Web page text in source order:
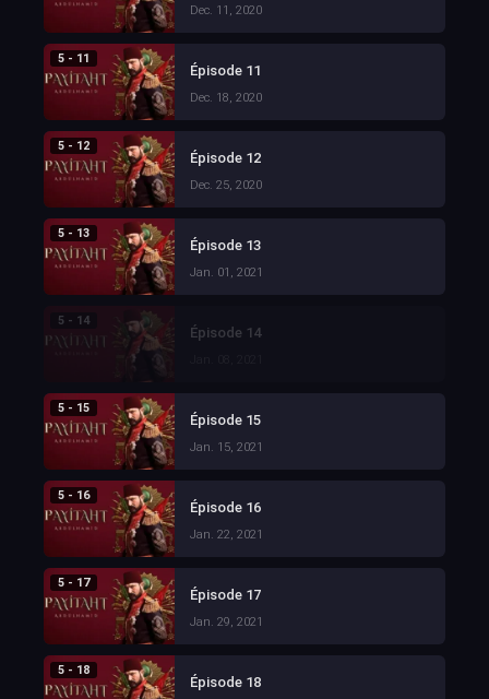
Dec. 11, 2020
5 - 11
Épisode 11
Dec. 18, 2020
5 - 12
Épisode 12
Dec. 25, 2020
5 - 13
Épisode 13
Jan. 01, 2021
5 - 14
Épisode 14
5 - 15
Épisode 15
Jan. 15, 2021
5 - 16
Épisode 16
Jan. 22, 2021
5 - 17
Épisode 17
Jan. 29, 2021
5 - 18
Épisode 18